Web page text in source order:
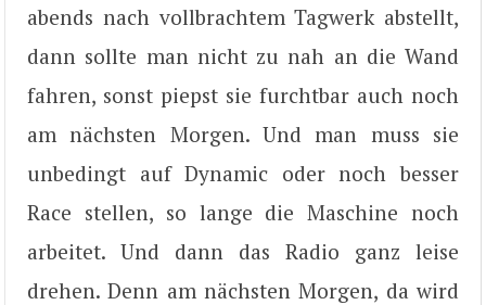
abends nach vollbrachtem Tagwerk abstellt,
dann sollte man nicht zu nah an die Wand
fahren, sonst piepst sie furchtbar auch noch
am nächsten Morgen. Und man muss sie
unbedingt auf Dynamic oder noch besser
Race stellen, so lange die Maschine noch
arbeitet. Und dann das Radio ganz leise
drehen. Denn am nächsten Morgen, da wird